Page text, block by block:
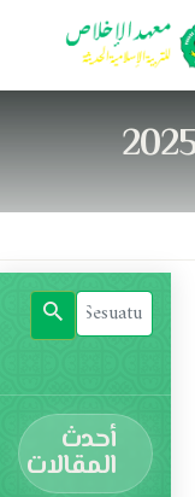
أحدث
المقالات